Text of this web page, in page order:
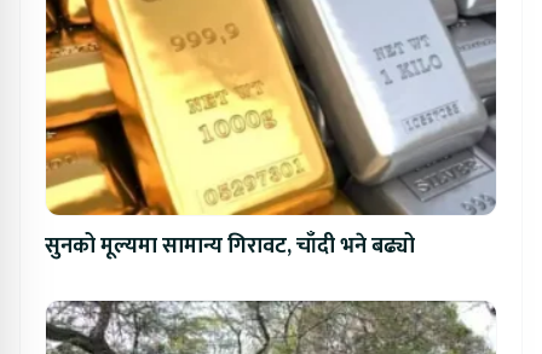
सुनको मूल्यमा सामान्य गिरावट, चाँदी भने बढ्यो